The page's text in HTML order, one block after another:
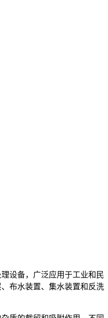
设备，广泛应用于工业和民
布水装置、集水装置和反洗